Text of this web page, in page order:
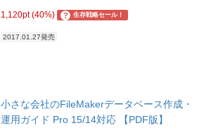
1,120pt (40%) ? 生存戦略セール！
2017.01.27発売
小さな会社のFileMakerデータベース作成・
運用ガイド Pro 15/14対応 【PDF版】